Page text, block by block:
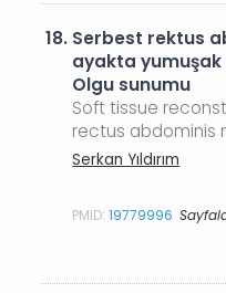
18. Serbest rektus
ayakta
Olgu sunumu
Soft tissue
rectus abdominis
Serkan Yıldırım
PMID:19779996